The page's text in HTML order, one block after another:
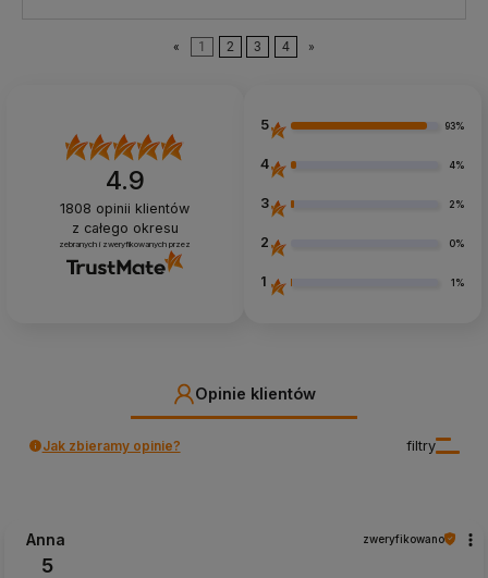
« 1 2 3 4 »
4.9
1808 opinii klientów
z całego okresu
zebranych i zweryfikowanych przez
5 93%
4 4%
3 2%
2 0%
1 1%
Opinie klientów
filtry
Jak zbieramy opinie?
Anna zweryfikowano
5